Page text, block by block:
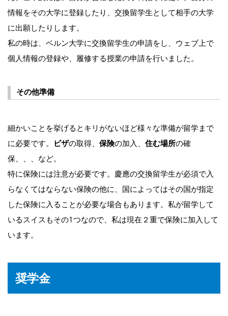
情報をその大学に登録したり、交換留学生として相手の大学
に出願したりします。
私の時は、ベルン大学に交換留学生の申請をし、ウェブ上で
個人情報の登録や、履修する授業の申請を行いました。
その他準備
細かいことを挙げるとキリがないほど様々な準備が留学まで
に必要です。 ビザの取得、 保険の加入、 住む場所の確
保、、、など。
特に保険には注意が必要です。慶應の交換留学生が必須で入
らなくてはならない保険の他に、国によってはその国が指定
した保険に入ることが必要な場合もあります。私が留学して
いるスイスもその1つなので、私は現在２重で保険に加入して
います。
奨学金